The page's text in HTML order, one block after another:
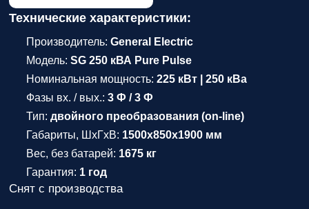
Технические характеристики:
Производитель: General Electric
Модель: SG 250 кВА Pure Pulse
Номинальная мощность: 225 кВт | 250 кВа
Фазы вх. / вых.: 3 Ф / 3 Ф
Тип: двойного преобразования (on-line)
Габариты, ШхГхВ: 1500x850x1900 мм
Вес, без батарей: 1675 кг
Гарантия: 1 год
Снят с производства